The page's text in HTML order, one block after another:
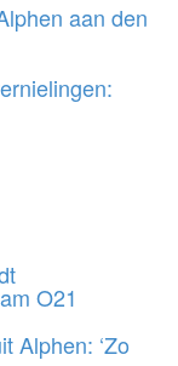
aan den
O21
Alphen: ‘Zo